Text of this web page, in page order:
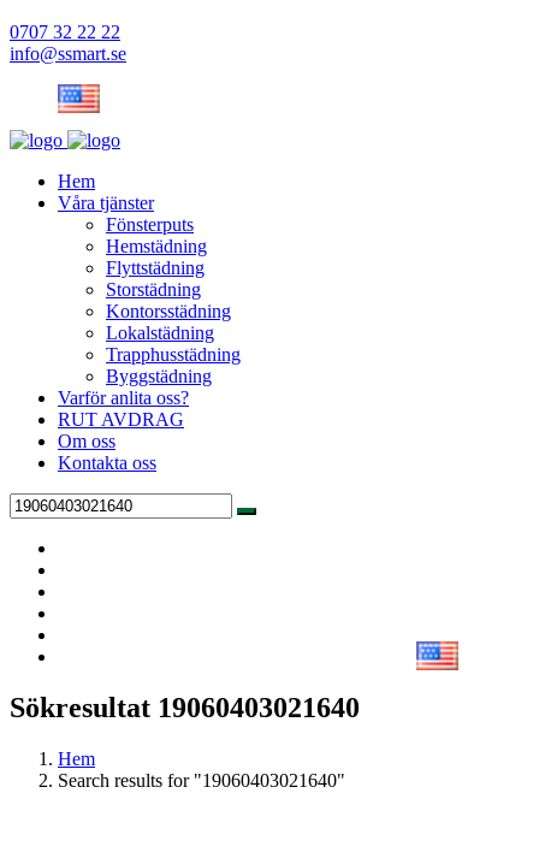
0707 32 22 22
info@ssmart.se
Hem
Våra tjänster
Fönsterputs
Hemstädning
Flyttstädning
Storstädning
Kontorsstädning
Lokalstädning
Trapphusstädning
Byggstädning
Varför anlita oss?
RUT AVDRAG
Om oss
Kontakta oss
Sökresultat 19060403021640
Hem
Search results for "19060403021640"